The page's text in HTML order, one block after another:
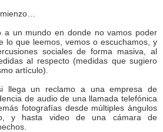
a un mundo en donde no vamos poder
lo que leemos, vemos o escuchamos, y
sociales de forma masiva, al
al respecto (medidas que sugiero
artículo).
llega un reclamo a una empresa de
de audio de una llamada telefónica
fotografías desde múltiples ángulos
y hasta video de una cámara de